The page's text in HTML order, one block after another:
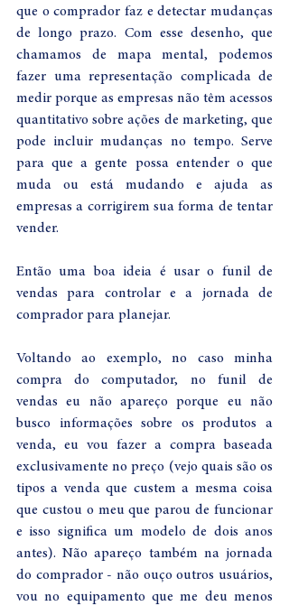
que o comprador faz e detectar mudanças
de longo prazo. Com esse desenho, que
chamamos de mapa mental, podemos
fazer uma representação complicada de
medir porque as empresas não têm acessos
quantitativo sobre ações de marketing, que
pode incluir mudanças no tempo. Serve
para que a gente possa entender o que
muda ou está mudando e ajuda as
empresas a corrigirem sua forma de tentar
vender.
Então uma boa ideia é usar o funil de
vendas para controlar e a jornada de
comprador para planejar.
Voltando ao exemplo, no caso minha
compra do computador, no funil de
vendas eu não apareço porque eu não
busco informações sobre os produtos a
venda, eu vou fazer a compra baseada
exclusivamente no preço (vejo quais são os
tipos a venda que custem a mesma coisa
que custou o meu que parou de funcionar
e isso significa um modelo de dois anos
antes). Não apareço também na jornada
do comprador - não ouço outros usuários,
vou no equipamento que me deu menos